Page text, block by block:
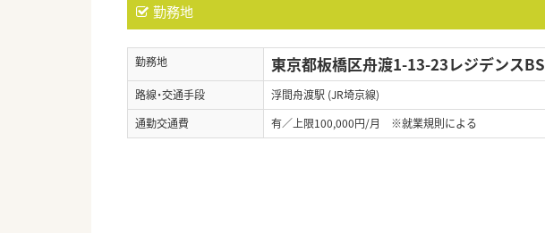
勤務地
勤務地 東京都板橋区舟渡1-13-23レジデンスBS
路線・交通手段
浮間舟渡駅 (JR埼京線)
通勤交通費
有／上限100,000円/月 ※就業規則による